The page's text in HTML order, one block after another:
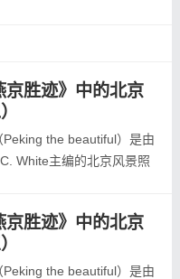
1927年上海商务印书馆出
馆藏本。小编将此书中的
了整理，分别发出来，...
京胜迹》中的北京
Peking the beautiful）是由
White主编的北京风景照
标有题名，照片四周都有
本书前有胡适先生的介
上海商务印书馆出版，中
京胜迹》中的北京
Peking the beautiful）是由